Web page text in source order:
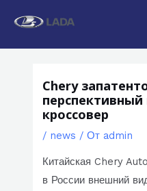
Chery
кроссовер
/ news / От admin
Китайская Chery
в России внешний